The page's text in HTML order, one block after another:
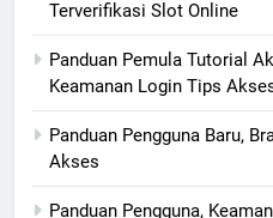
Terverifikasi Slot Online
Panduan Pemula Tutorial
Keamanan Login Tips
Panduan Pengguna Baru,
Akses
Panduan Pengguna,